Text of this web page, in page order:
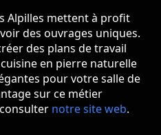
Alpilles mettent à profit
des ouvrages uniques.
des plans de travail
en pierre naturelle
pour votre salle de
sur ce métier
notre site web.